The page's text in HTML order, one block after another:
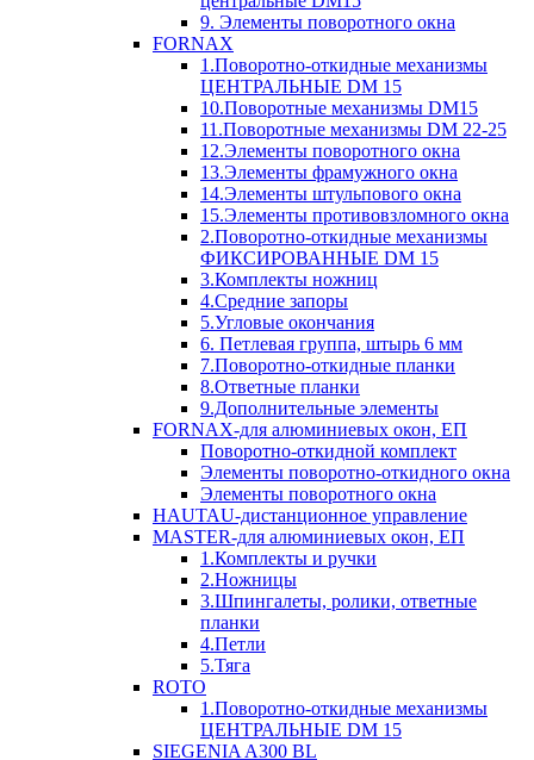
9. Элементы поворотного окна
FORNAX
1.Поворотно-откидные механизмы
ЦЕНТРАЛЬНЫЕ DM 15
10.Поворотные механизмы DM15
11.Поворотные механизмы DM 22-25
12.Элементы поворотного окна
13.Элементы фрамужного окна
14.Элементы штульпового окна
15.Элементы противовзломного окна
2.Поворотно-откидные механизмы
ФИКСИРОВАННЫЕ DM 15
3.Комплекты ножниц
4.Средние запоры
5.Угловые окончания
6. Петлевая группа, штырь 6 мм
7.Поворотно-откидные планки
8.Ответные планки
9.Дополнительные элементы
FORNAX-для алюминиевых окон, ЕП
Поворотно-откидной комплект
Элементы поворотно-откидного окна
Элементы поворотного окна
HAUTAU-дистанционное управление
MASTER-для алюминиевых окон, ЕП
1.Комплекты и ручки
2.Ножницы
3.Шпингалеты, ролики, ответные
планки
4.Петли
5.Тяга
ROTO
1.Поворотно-откидные механизмы
ЦЕНТРАЛЬНЫЕ DM 15
SIEGENIA A300 BL